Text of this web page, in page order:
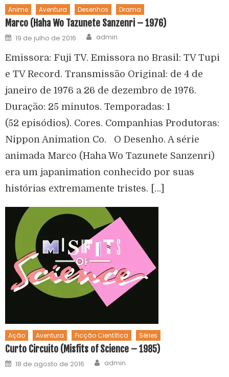
Anime Aventura Desenhos Drama
Marco (Haha Wo Tazunete Sanzenri – 1976)
19 de julho de 2016 admin
Emissora: Fuji TV. Emissora no Brasil: TV Tupi
e TV Record. Transmissão Original: de 4 de
janeiro de 1976 a 26 de dezembro de 1976.
Duração: 25 minutos. Temporadas: 1
(52 episódios). Cores. Companhias Produtoras:
Nippon Animation Co. O Desenho. A série
animada Marco (Haha Wo Tazunete Sanzenri)
era um japanimation conhecido por suas
histórias extremamente tristes. […]
Ação Aventura Ficção Científica Séries
Curto Circuito (Misfits of Science – 1985)
18 de agosto de 2016 admin